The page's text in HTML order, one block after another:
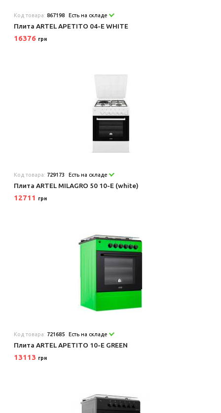
Код товара:867198 Есть на складе
Плита ARTEL APETITO 04-E WHITE
16376 грн
Код товара: 729173 Есть на складе
Плита ARTEL MILAGRO 50 10-E (white)
12711 грн
Код товара: 721685 Есть на складе
Плита ARTEL APETITO 10-E GREEN
13113 грн